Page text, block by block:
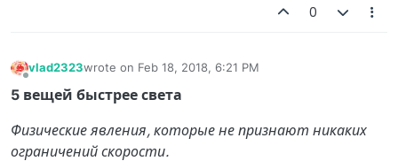
0
vlad2323wrote on Feb 18, 2018, 6:21 PM
last edited by
5 вещей быстрее света
Физические явления, которые не признают никаких
ограничений скорости.